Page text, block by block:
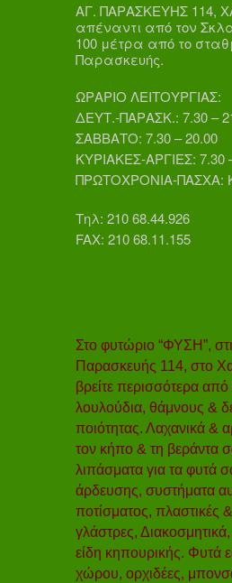
ΑΓ. ΠΑΡΑΣΚΕΥΗΣ 114,
απέναντι από τον
100 μέτρα από το
Παρασκευής.
ΩΡΑΡΙΟ ΛΕΙΤΟΥΡΓΙΑΣ:
ΔΕΥΤ.-ΠΑΡΑΣΚ.: 7.30 –
ΣΑΒΒΑΤΟ: 7.30 – 20.00
ΚΥΡΙΑΚΕΣ-ΑΡΓΙΕΣ: 7.30
ΠΡΩΤΟΧΡΟΝΙΑ-ΠΑΣΧΑ:
Τηλ: 210 68.44.926
FAX: 210 68.11.155
Στο φυτώριο “ΦΥΣΗ”,
Παρασκευής 114, στο
βρείτε περισσότερα
λουλούδια, θάμνους &
ποιότητας. Λαχανικά &
τον κήπο & τη βεράντα
λιπάσματα για τα φυτά
άρδευσης, συστήματα
ποτίσματος, πλαστικές
γλάστρες, Διακοσμητικά,
είδη κηπουρικής. Φυτά
χώρου, ορχιδέες,